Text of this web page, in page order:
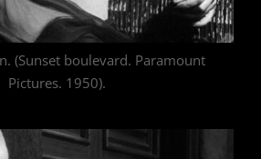
(Sunset boulevard. Paramount
Pictures. 1950).